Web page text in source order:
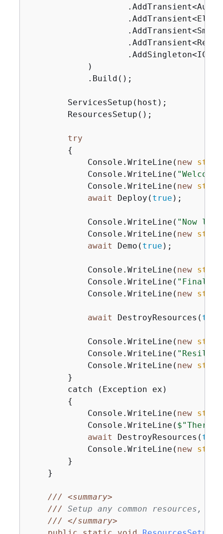
            )
            .Build();
        ServicesSetup(host);
        ResourcesSetup();
try
{
            Console.WriteLine(
new
            Console.WriteLine(
            Console.WriteLine(
new
await Deploy( true );
            Console.WriteLine(
"Now
            Console.WriteLine(
new
await Demo( true );
            Console.WriteLine(
new
            Console.WriteLine(
"Finally,
            Console.WriteLine(
new
await DestroyResources( true
            Console.WriteLine(
new
            Console.WriteLine(
            Console.WriteLine(
new
        }
        catch (Exception ex)
{
            Console.WriteLine(
new
            Console.WriteLine(
$"There
await DestroyResources( true
            Console.WriteLine(
new
        }
    }
///
<summary>
/// Setup any common resources,
///
</summary>